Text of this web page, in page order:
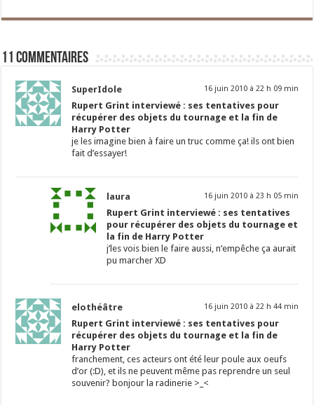
11 commentaires
SuperIdole 16 juin 2010 à 22 h 09 min
Rupert Grint interviewé : ses tentatives pour
récupérer des objets du tournage et la fin de
Harry Potter
je les imagine bien à faire un truc comme ça! ils ont bien
fait d’essayer!
laura 16 juin 2010 à 23 h 05 min
Rupert Grint interviewé : ses tentatives
pour récupérer des objets du tournage et
la fin de Harry Potter
j’les vois bien le faire aussi, n’empêche ça aurait
pu marcher XD
elothéâtre 16 juin 2010 à 22 h 44 min
Rupert Grint interviewé : ses tentatives pour
récupérer des objets du tournage et la fin de
Harry Potter
franchement, ces acteurs ont été leur poule aux oeufs
d’or (:D), et ils ne peuvent même pas reprendre un seul
souvenir? bonjour la radinerie >_<